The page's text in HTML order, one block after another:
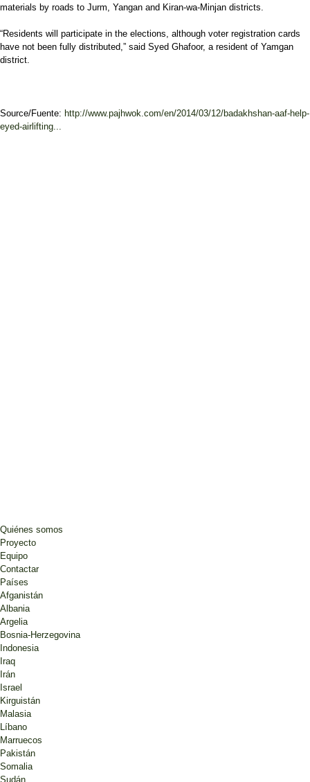
materials by roads to Jurm, Yangan and Kiran-wa-Minjan districts.
“Residents will participate in the elections, although voter registration cards
have not been fully distributed,” said Syed Ghafoor, a resident of Yamgan
district.
Source/Fuente: http://www.pajhwok.com/en/2014/03/12/badakhshan-aaf-help-
eyed-airlifting...
Quiénes somos
Proyecto
Equipo
Contactar
Países
Afganistán
Albania
Argelia
Bosnia-Herzegovina
Indonesia
Iraq
Irán
Israel
Kirguistán
Malasia
Líbano
Marruecos
Pakistán
Somalia
Sudán